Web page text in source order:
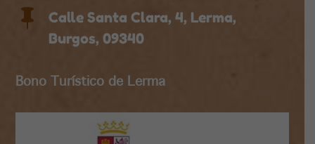

Calle Santa Clara, 4, Lerma,
Burgos, 09340
Bono Turístico de Lerma